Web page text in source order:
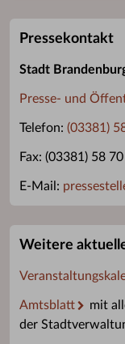
Pressekontakt
Stadt
Presse- und
Telefon: (03381)
Fax: (03381) 58
E-Mail:
Weitere
Amtsblatt
mit
der